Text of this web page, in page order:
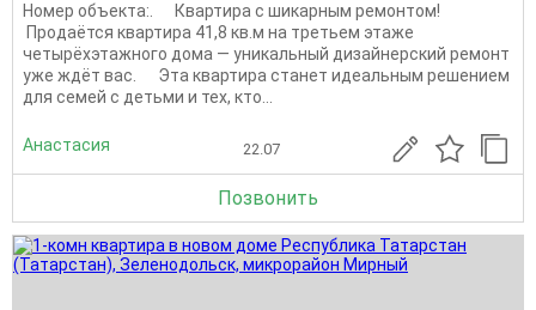
Номер объекта:. Квартира с шикарным ремонтом!
Продаётся квартира 41,8 кв.м на третьем этаже
четырёхэтажного дома — уникальный дизайнерский ремонт
уже ждёт вас. Эта квартира станет идеальным решением
для семей с детьми и тех, кто...
Анастасия 22.07
Позвонить